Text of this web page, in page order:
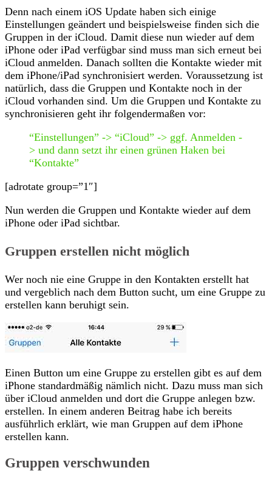
Denn nach einem iOS Update haben sich einige
Einstellungen geändert und beispielsweise finden sich die
Gruppen in der iCloud. Damit diese nun wieder auf dem
iPhone oder iPad verfügbar sind muss man sich erneut bei
iCloud anmelden. Danach sollten die Kontakte wieder mit
dem iPhone/iPad synchronisiert werden. Voraussetzung ist
natürlich, dass die Gruppen und Kontakte noch in der
iCloud vorhanden sind. Um die Gruppen und Kontakte zu
synchronisieren geht ihr folgendermaßen vor:
“Einstellungen” -> “iCloud” -> ggf. Anmelden -
> und dann setzt ihr einen grünen Haken bei
“Kontakte”
[adrotate group=”1″]
Nun werden die Gruppen und Kontakte wieder auf dem
iPhone oder iPad sichtbar.
Gruppen erstellen nicht möglich
Wer noch nie eine Gruppe in den Kontakten erstellt hat
und vergeblich nach dem Button sucht, um eine Gruppe zu
erstellen kann beruhigt sein.
Einen Button um eine Gruppe zu erstellen gibt es auf dem
iPhone standardmäßig nämlich nicht. Dazu muss man sich
über iCloud anmelden und dort die Gruppe anlegen bzw.
erstellen. In einem anderen Beitrag habe ich bereits
ausführlich erklärt, wie man Gruppen auf dem iPhone
erstellen kann.
Gruppen verschwunden